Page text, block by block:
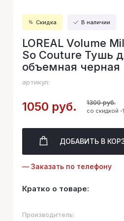
Скидка В наличии
LOREAL Volume
So Couture Тушь
объемная черная
артикул:
1050 руб. 1300 руб.
со скидкой -
ДОБАВИТЬ В
— Заказать по телефону
Кратко о товаре:
Производитель: